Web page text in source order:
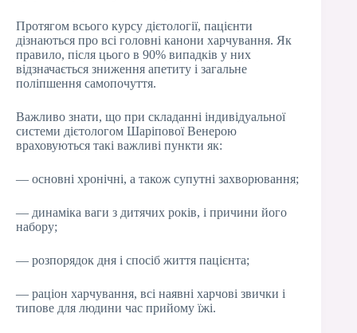
Протягом всього курсу дієтології, пацієнти
дізнаються про всі головні канони харчування. Як
правило, після цього в 90% випадків у них
відзначається зниження апетиту і загальне
поліпшення самопочуття.
Важливо знати, що при складанні індивідуальної
системи дієтологом Шаріпової Венерою
враховуються такі важливі пункти як:
— основні хронічні, а також супутні захворювання;
— динаміка ваги з дитячих років, і причини його
набору;
— розпорядок дня і спосіб життя пацієнта;
— раціон харчування, всі наявні харчові звички і
типове для людини час прийому їжі.